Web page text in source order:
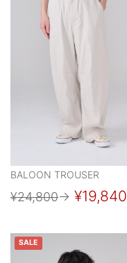
BALOON TROUSER
¥24,800→ ¥19,840
SALE